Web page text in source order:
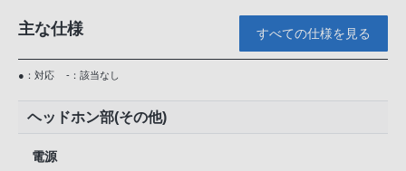
主な仕様 すべての仕様を見る
●：対応 -：該当なし
ヘッドホン部(その他)
電源